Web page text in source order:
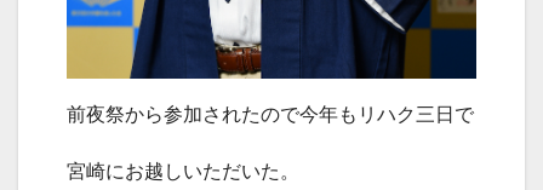
前夜祭から参加されたので今年もリハク三日で
宮崎にお越しいただいた。